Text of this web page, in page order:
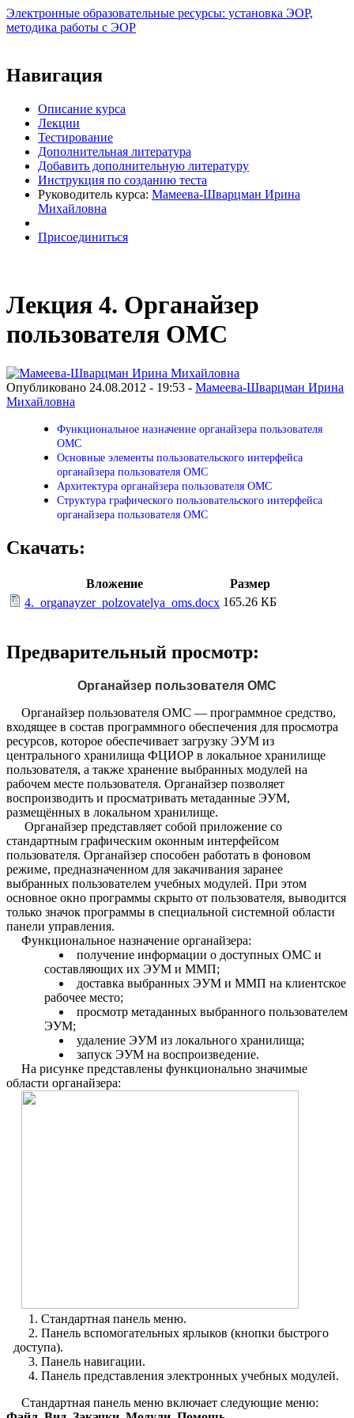
Электронные образовательные ресурсы: установка ЭОР,
методика работы с ЭОР
Навигация
Описание курса
Лекции
Тестирование
Дополнительная литература
Добавить дополнительную литературу
Инструкция по созданию теста
Руководитель курса: Мамеева-Шварцман Ирина
Михайловна
Присоединиться
Лекция 4. Органайзер
пользователя ОМС
Опубликовано 24.08.2012 - 19:53 - Мамеева-Шварцман Ирина
Михайловна
Функциональное назначение органайзера пользователя
ОМС
Основные элементы пользовательского интерфейса
органайзера пользователя ОМС
Архитектура органайзера пользователя ОМС
Структура графического пользовательского интерфейса
органайзера пользователя ОМС
Скачать:
Вложение
Размер
4._organayzer_polzovatelya_oms.docx 165.26 КБ
Предварительный просмотр:
Органайзер пользователя ОМС
Органайзер пользователя ОМС — программное средство,
входящее в состав программного обеспечения для просмотра
ресурсов, которое обеспечивает загрузку ЭУМ из
центрального хранилища ФЦИОР в локальное хранилище
пользователя, а также хранение выбранных модулей на
рабочем месте пользователя. Органайзер позволяет
воспроизводить и просматривать метаданные ЭУМ,
размещённых в локальном хранилище.
Органайзер представляет собой приложение со
стандартным графическим оконным интерфейсом
пользователя. Органайзер способен работать в фоновом
режиме, предназначенном для закачивания заранее
выбранных пользователем учебных модулей. При этом
основное окно программы скрыто от пользователя, выводится
только значок программы в специальной системной области
панели управления.
Функциональное назначение органайзера:
получение информации о доступных ОМС и
составляющих их ЭУМ и ММП;
доставка выбранных ЭУМ и ММП на клиентское
рабочее место;
просмотр метаданных выбранного пользователем
ЭУМ;
удаление ЭУМ из локального хранилища;
запуск ЭУМ на воспроизведение.
На рисунке представлены функционально значимые
области органайзера:
Стандартная панель меню.
Панель вспомогательных ярлыков (кнопки быстрого
доступа).
Панель навигации.
Панель представления электронных учебных модулей.
Стандартная панель меню включает следующие меню: